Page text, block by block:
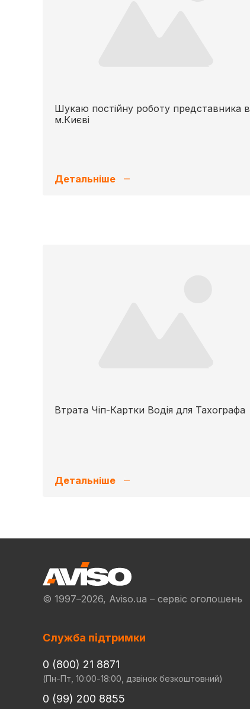
Шукаю постійну роботу представника в
м.Києві
Детальніше
Втрата Чіп-Картки Водія для Тахографа
Детальніше
© 1997–2026, Aviso.ua – сервіс оголошень
Служба підтримки
0 (800) 21 8871
(Пн-Пт, 10:00-18:00, дзвінок безкоштовний)
0 (99) 200 8855